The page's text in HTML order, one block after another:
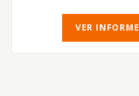
VER INFORME